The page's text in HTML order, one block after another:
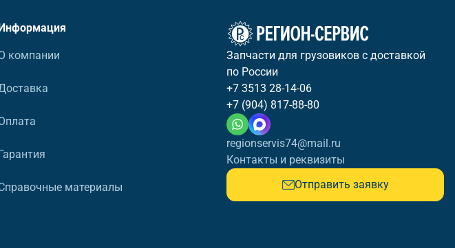
компании
материалы
Запчасти для грузовиков с доставкой
по России
+7 3513 28-14-06
+7 (904) 817-88-80
regionservis74@mail.ru
Контакты и реквизиты
Отправить заявку